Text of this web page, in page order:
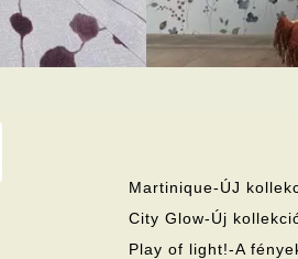
Martinique-ÚJ
City Glow-Új
Play of light!-A